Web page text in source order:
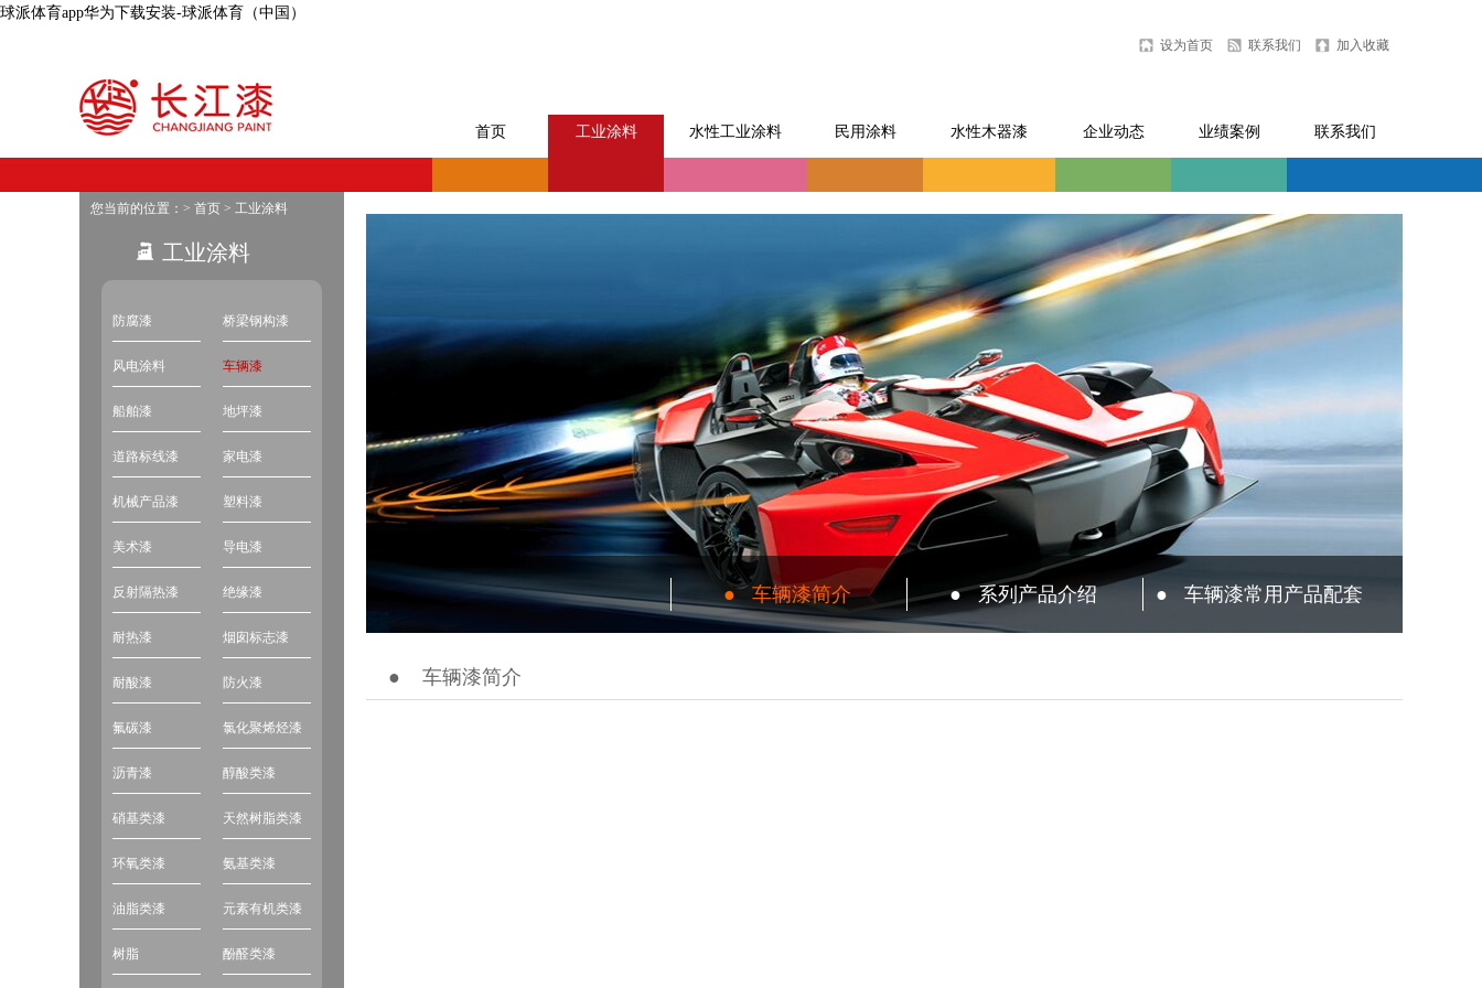
球派体育app华为下载安装-球派体育（中国）
设为首页 联系我们 加入收藏
首页 工业涂料 水性工业涂料 民用涂料 水性木器漆 企业动态 业绩案例 联系我们
您当前的位置：> 首页 > 工业涂料
工业涂料
防腐漆 桥梁钢构漆
风电涂料 车辆漆
船舶漆 地坪漆
道路标线漆 家电漆
机械产品漆 塑料漆
美术漆 导电漆
反射隔热漆 绝缘漆
耐热漆 烟囱标志漆
耐酸漆 防火漆
氟碳漆 氯化聚烯烃漆
沥青漆 醇酸类漆
硝基类漆 天然树脂类漆
环氧类漆 氨基类漆
油脂类漆 元素有机类漆
树脂 酚醛类漆
● 车辆漆简介 ● 系列产品介绍 ● 车辆漆常用产品配套
● 车辆漆简介